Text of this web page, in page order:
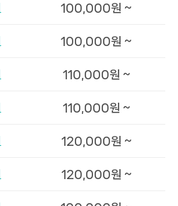
100,000원 ~
100,000원 ~
110,000원 ~
110,000원 ~
120,000원 ~
120,000원 ~